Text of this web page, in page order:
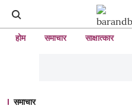
होम समाचार साक्षात्कार
समाचार